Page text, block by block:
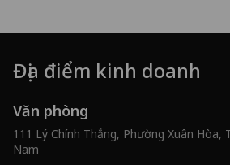
Địa điểm kinh doanh
Văn phòng
111 Lý Chính Thắng, Phường Xuân Hòa,
Nam